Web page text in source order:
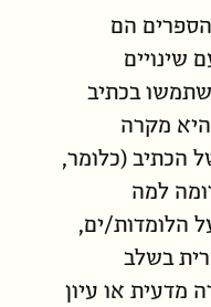
הם
שינויים
בכתיב
היא מקרה
הכתיב (כלומר,
למה
הלומדות/ים,
בשלב
מדעית או עיון